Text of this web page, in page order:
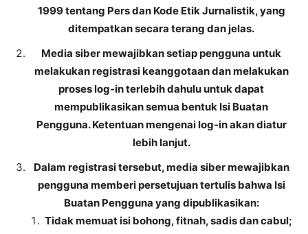
1999 tentang Pers dan Kode Etik Jurnalistik, yang
ditempatkan secara terang dan jelas.
Media siber mewajibkan setiap pengguna untuk
melakukan registrasi keanggotaan dan melakukan
proses log-in terlebih dahulu untuk dapat
mempublikasikan semua bentuk Isi Buatan
Pengguna. Ketentuan mengenai log-in akan diatur
lebih lanjut.
Dalam registrasi tersebut, media siber mewajibkan
pengguna memberi persetujuan tertulis bahwa Isi
Buatan Pengguna yang dipublikasikan:
Tidak memuat isi bohong, fitnah, sadis dan cabul;